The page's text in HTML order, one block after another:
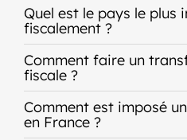
Quel est le pays le plus
fiscalement ?
Comment faire un
fiscale ?
Comment est imposé
en France ?